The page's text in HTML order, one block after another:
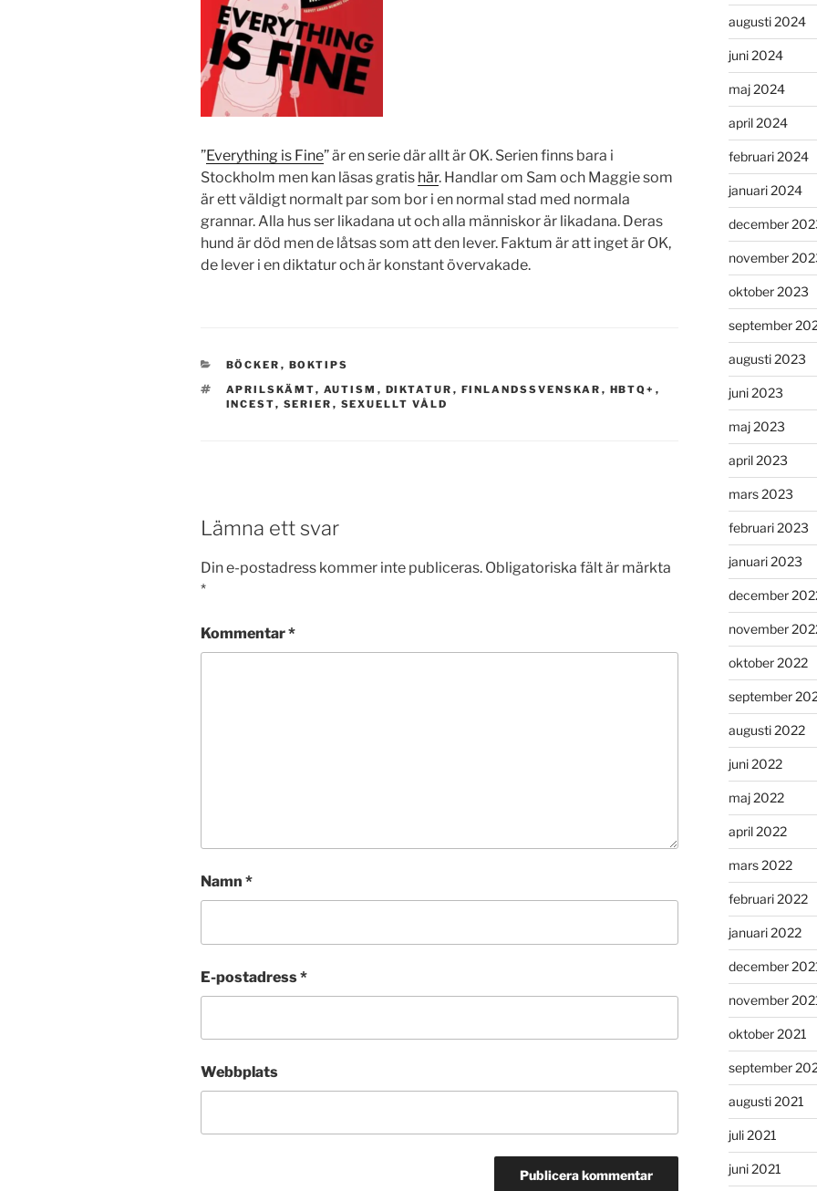
”Everything is Fine” är en serie där allt är OK. Serien finns bara i
Stockholm men kan läsas gratis här. Handlar om Sam och Maggie som
är ett väldigt normalt par som bor i en normal stad med normala
grannar. Alla hus ser likadana ut och alla människor är likadana. Deras
hund är död men de låtsas som att den lever. Faktum är att inget är OK,
de lever i en diktatur och är konstant övervakade.
KATEGORIER
BÖCKER , BOKTIPS
TAGGAR
APRILSKÄMT, AUTISM , DIKTATUR , FINLANDSSVENSKAR , HBTQ+ ,
INCEST, SERIER , SEXUELLT VÅLD
Lämna ett svar
Din e-postadress kommer inte publiceras. Obligatoriska fält är märkta
*
Kommentar*
Namn *
E-postadress*
Webbplats
augusti 2024
juni 2024
maj 2024
april 2024
februari 2024
januari 2024
december
november
oktober 2023
september
augusti 2023
juni 2023
maj 2023
april 2023
mars 2023
februari 2023
januari 2023
december
november
oktober 2022
september
augusti 2022
juni 2022
maj 2022
april 2022
mars 2022
februari 2022
januari 2022
december
november
oktober 2021
september
augusti 2021
juli 2021
juni 2021